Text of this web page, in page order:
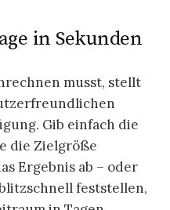
in Sekunden
musst, stellt
Gib einfach die
die Zielgröße
Ergebnis ab – oder
feststellen,